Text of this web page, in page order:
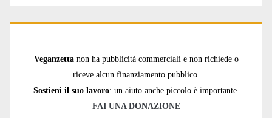
Veganzetta non ha pubblicità commerciali e non richiede o
riceve alcun finanziamento pubblico.
Sostieni il suo lavoro: un aiuto anche piccolo è importante.
FAI UNA DONAZIONE